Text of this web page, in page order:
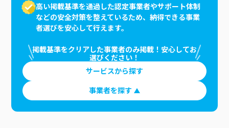
高い掲載基準を通過した認定事業者やサポート体制
などの安全対策を整えているため、納得できる事業
者選びを安心して行えます。
掲載基準をクリアした事業者のみ掲載！安心してお
選びください！
サービスから探す
事業者を探す